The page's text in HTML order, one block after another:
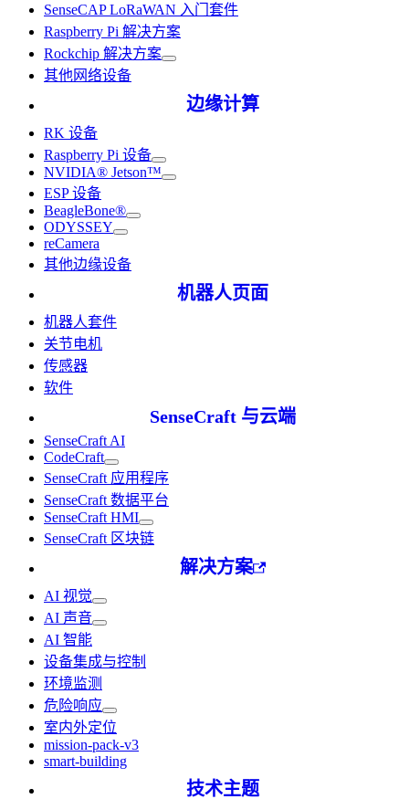
SenseCAP LoRaWAN 入门套件
Raspberry Pi 解决方案
Rockchip 解决方案
其他网络设备
边缘计算
RK 设备
Raspberry Pi 设备
NVIDIA® Jetson™
ESP 设备
BeagleBone®
ODYSSEY
reCamera
其他边缘设备
机器人页面
机器人套件
关节电机
传感器
软件
SenseCraft 与云端
SenseCraft AI
CodeCraft
SenseCraft 应用程序
SenseCraft 数据平台
SenseCraft HMI
SenseCraft 区块链
解决方案
AI 视觉
AI 声音
AI 智能
设备集成与控制
环境监测
危险响应
室内外定位
mission-pack-v3
smart-building
技术主题